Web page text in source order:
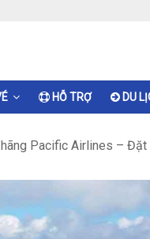
HỖ TRỢ DU
Pacific Airlines – Đặt